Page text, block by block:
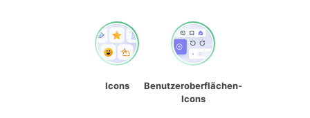
Icons
Benutzeroberflächen-
Icons